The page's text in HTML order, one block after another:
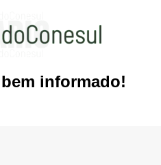
informado!